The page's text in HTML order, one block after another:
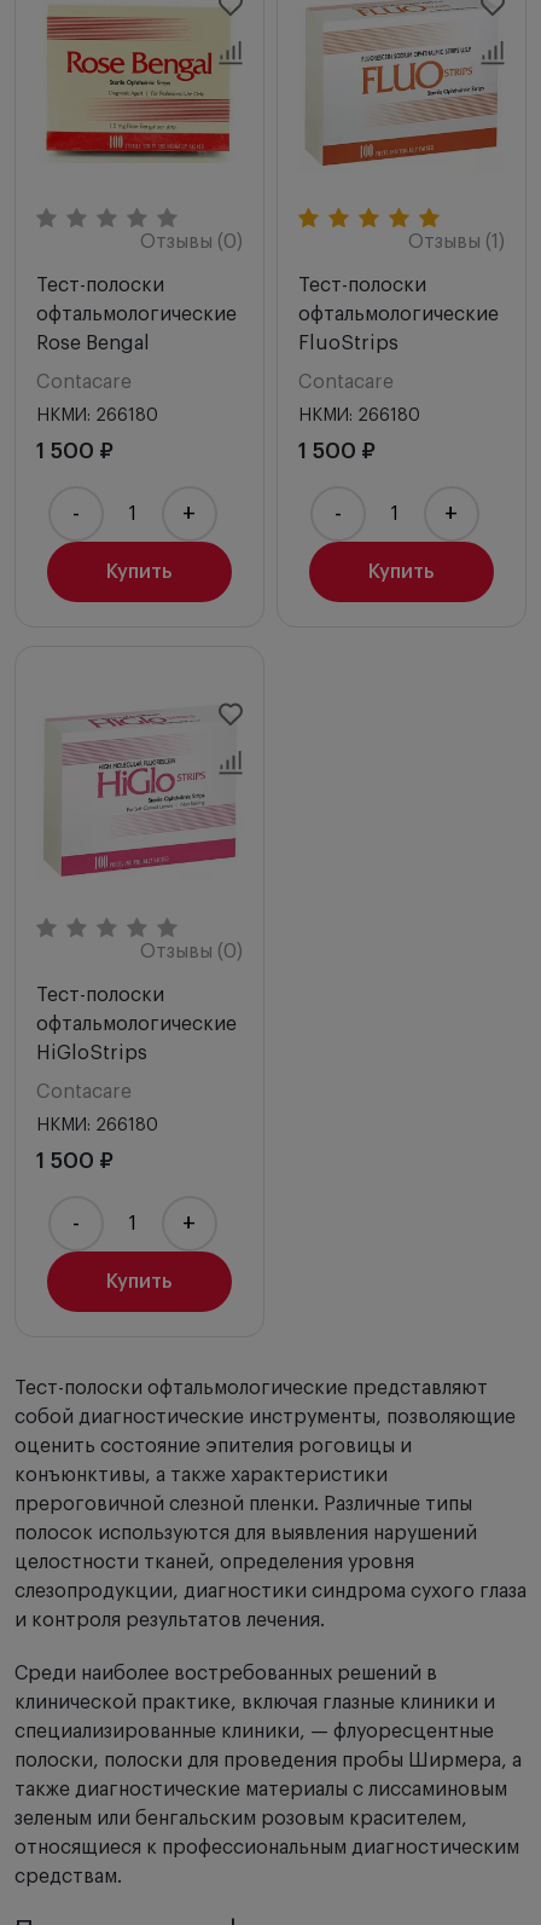
Отзывы (0)
Тест-полоски
офтальмологические
Rose Bengal
Contacare
НКМИ: 266180
1 500 ₽
Купить
- +
Отзывы (1)
Тест-полоски
офтальмологические
FluoStrips
Contacare
НКМИ: 266180
1 500 ₽
Купить
- +
Отзывы (0)
Тест-полоски
офтальмологические
HiGloStrips
Contacare
НКМИ: 266180
1 500 ₽
Купить
- +
Тест-полоски офтальмологические представляют
собой диагностические инструменты, позволяющие
оценить состояние эпителия роговицы и
конъюнктивы, а также характеристики
прероговичной слезной пленки. Различные типы
полосок используются для выявления нарушений
целостности тканей, определения уровня
слезопродукции, диагностики синдрома сухого глаза
и контроля результатов лечения.
Среди наиболее востребованных решений в
клинической практике, включая глазные клиники и
специализированные клиники, — флуоресцентные
полоски, полоски для проведения пробы Ширмера, а
также диагностические материалы с лиссаминовым
зеленым или бенгальским розовым красителем,
относящиеся к профессиональным диагностическим
средствам.